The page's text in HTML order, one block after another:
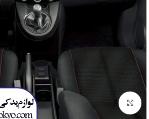
برای بزرگنمایی کلیک کنید